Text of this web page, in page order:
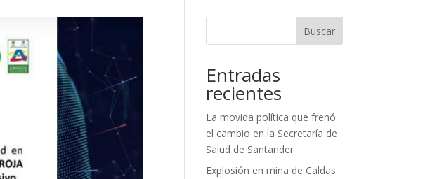
Buscar
Entradas
recientes
La movida política que frenó
el cambio en la Secretaría de
Salud de Santander
Explosión en mina de Caldas